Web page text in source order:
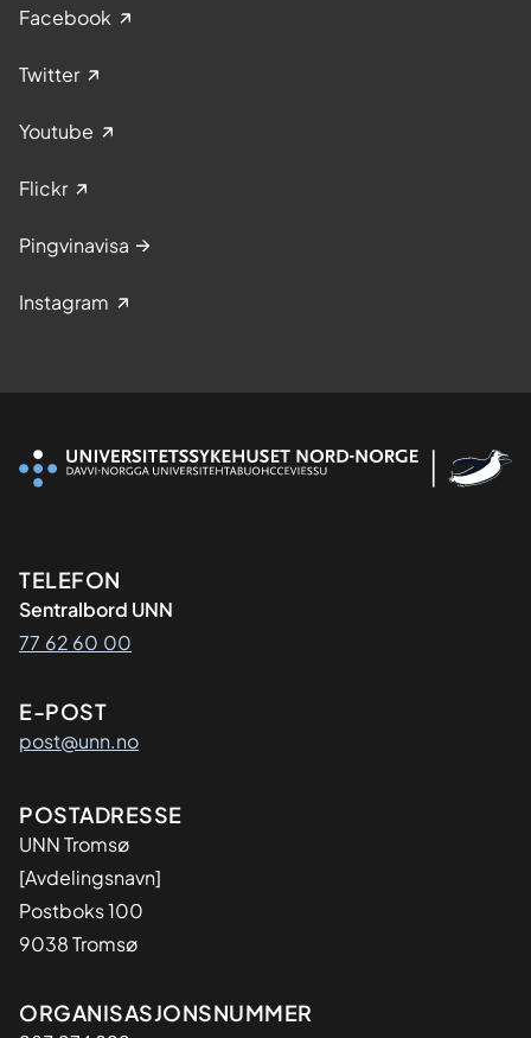
Facebook
Twitter
Youtube
Flickr
Pingvinavisa
Instagram
Kontaktinformasjon
TELEFON
Sentralbord UNN
77 62 60 00
E-POST
post@unn.no
Adresse
POSTADRESSE
UNN Tromsø
[Avdelingsnavn]
Postboks 100
9038 Tromsø
Organisasjon
ORGANISASJONSNUMMER